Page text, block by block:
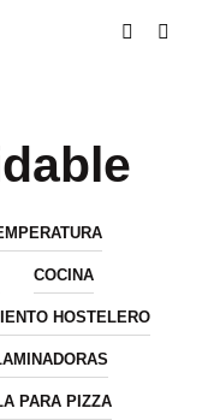
COCINA
HOSTELERO
PARA PIZZA